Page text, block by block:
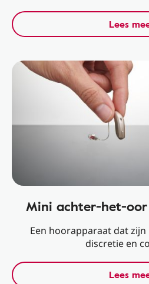
Lees
Mini achter-het-
Een hoorapparaat dat
discretie en
Lees